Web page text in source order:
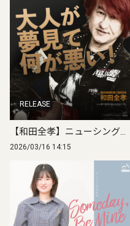
RELEASE
【和田全孝】ニューシングル「大人が夢見て何が悪い！」2026年3月19日 デジタルリリース
2026/03/16 14:15